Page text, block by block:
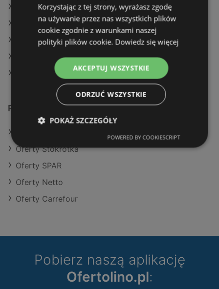
Aktualne gazetki Dealz
Aktualne gazetki Stokrotka
Aktualne gazetki SPAR
Aktualne gazetki Carrefour
Sklepy Żabka w Międzyzdroje
Podobne sklepy detaliczne
Oferty Stokrotka
Oferty SPAR
Oferty Netto
Oferty Carrefour
Pobierz naszą aplikację
Ofertolino.pl:
Korzystając z tej strony, wyrażasz zgodę
na używanie przez nas wszystkich plików
cookie zgodnie z warunkami naszej
polityki plików cookie. Dowiedz się więcej
AKCEPTUJ WSZYSTKIE
ODRZUĆ WSZYSTKIE
POKAŻ SZCZEGÓŁY
POWERED BY COOKIESCRIPT